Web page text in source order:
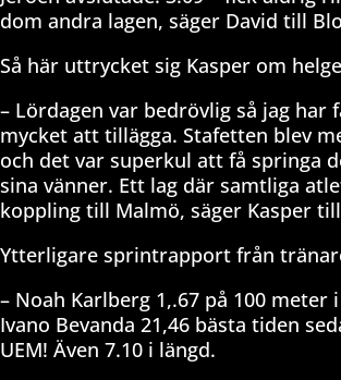
dom andra lagen, säger David till
Så här uttrycket sig Kasper om
– Lördagen var bedrövlig så jag har
mycket att tillägga. Stafetten blev
och det var superkul att få springa
sina vänner. Ett lag där samtliga
koppling till Malmö, säger Kasper
Ytterligare sprintrapport från
– Noah Karlberg 1,.67 på 100 meter
Ivano Bevanda 21,46 bästa tiden
UEM! Även 7.10 i längd.